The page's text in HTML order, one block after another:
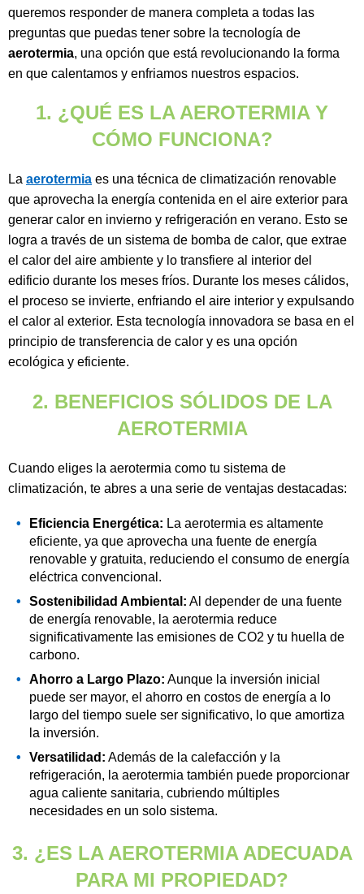
queremos responder de manera completa a todas las
preguntas que puedas tener sobre la tecnología de
aerotermia, una opción que está revolucionando la forma
en que calentamos y enfriamos nuestros espacios.
1. ¿QUÉ ES LA AEROTERMIA Y
CÓMO FUNCIONA?
La aerotermia es una técnica de climatización renovable
que aprovecha la energía contenida en el aire exterior para
generar calor en invierno y refrigeración en verano. Esto se
logra a través de un sistema de bomba de calor, que extrae
el calor del aire ambiente y lo transfiere al interior del
edificio durante los meses fríos. Durante los meses cálidos,
el proceso se invierte, enfriando el aire interior y expulsando
el calor al exterior. Esta tecnología innovadora se basa en el
principio de transferencia de calor y es una opción
ecológica y eficiente.
2. BENEFICIOS SÓLIDOS DE LA
AEROTERMIA
Cuando eliges la aerotermia como tu sistema de
climatización, te abres a una serie de ventajas destacadas:
Eficiencia Energética: La aerotermia es altamente
eficiente, ya que aprovecha una fuente de energía
renovable y gratuita, reduciendo el consumo de energía
eléctrica convencional.
Sostenibilidad Ambiental: Al depender de una fuente
de energía renovable, la aerotermia reduce
significativamente las emisiones de CO2 y tu huella de
carbono.
Ahorro a Largo Plazo: Aunque la inversión inicial
puede ser mayor, el ahorro en costos de energía a lo
largo del tiempo suele ser significativo, lo que amortiza
la inversión.
Versatilidad: Además de la calefacción y la
refrigeración, la aerotermia también puede proporcionar
agua caliente sanitaria, cubriendo múltiples
necesidades en un solo sistema.
3. ¿ES LA AEROTERMIA ADECUADA
PARA MI PROPIEDAD?